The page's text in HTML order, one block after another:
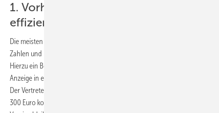
1. Vorhandene finanzielle Mittel
effizient einsetzen
Die meisten Unternehmer denken bei der Werbung in absoluten
Zahlen und nicht in Kosten pro Kontakt. Das ist ein Kardinalfehler.
Hierzu ein Beispiel: Ein Vertreter überredet einen Unternehmer, eine
Anzeige in einem Informationskasten einer Gartenkolonie zu schalten.
Der Vertreter überzeugt mit dem Argument, dass diese Anzeige nur
300 Euro kostet und für drei Jahre in dem Informationskasten dieses